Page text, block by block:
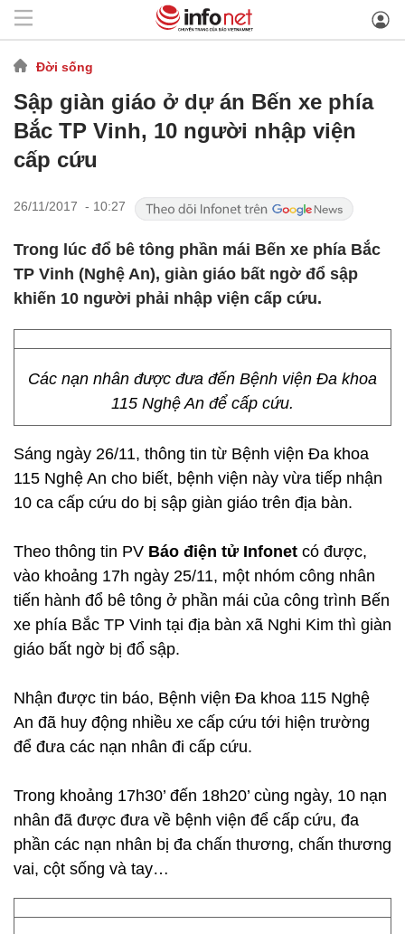
Đời sống
Sập giàn giáo ở dự án Bến xe phía
Bắc TP Vinh, 10 người nhập viện
cấp cứu
26/11/2017 - 10:27
Trong lúc đổ bê tông phần mái Bến xe phía Bắc
TP Vinh (Nghệ An), giàn giáo bất ngờ đổ sập
khiến 10 người phải nhập viện cấp cứu.
Các nạn nhân được đưa đến Bệnh viện Đa khoa
115 Nghệ An để cấp cứu.
Sáng ngày 26/11, thông tin từ Bệnh viện Đa khoa
115 Nghệ An cho biết, bệnh viện này vừa tiếp nhận
10 ca cấp cứu do bị sập giàn giáo trên địa bàn.
Theo thông tin PV Báo điện tử Infonet có được,
vào khoảng 17h ngày 25/11, một nhóm công nhân
tiến hành đổ bê tông ở phần mái của công trình Bến
xe phía Bắc TP Vinh tại địa bàn xã Nghi Kim thì giàn
giáo bất ngờ bị đổ sập.
Nhận được tin báo, Bệnh viện Đa khoa 115 Nghệ
An đã huy động nhiều xe cấp cứu tới hiện trường
để đưa các nạn nhân đi cấp cứu.
Trong khoảng 17h30’ đến 18h20’ cùng ngày, 10 nạn
nhân đã được đưa về bệnh viện để cấp cứu, đa
phần các nạn nhân bị đa chấn thương, chấn thương
vai, cột sống và tay…